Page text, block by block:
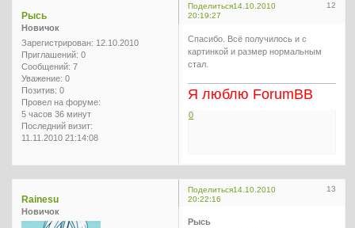
Поделиться 12
14.10.2010
20:19:27
Рысь
Новичок
Зарегистрирован: 12.10.2010
Приглашений: 0
Сообщений: 7
Уважение: 0
Позитив: 0
Провел на форуме:
5 часов 36 минут
Последний визит:
11.11.2010 21:14:08
Спасибо. Всё получилось и с
картинкой и размер нормальным
стал.
Я люблю ForumBB
0
Поделиться 13
14.10.2010
20:22:16
Rainesu
Новичок
Рысь